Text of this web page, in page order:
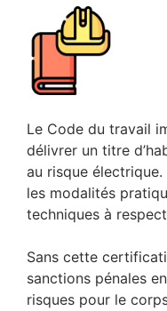
Le Code du travail
délivrer un titre
au risque
les modalités
techniques à
Sans cette
sanctions pénales
risques pour le